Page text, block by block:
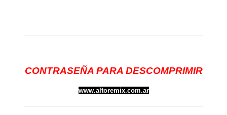
CONTRASEÑA PARA DESCOMPRIMIR
www.altoremix.com.ar